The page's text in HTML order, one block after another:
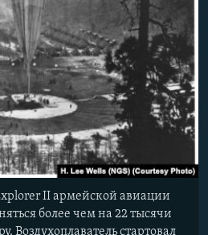
II армейской авиации
более чем на 22 тысячи
Воздухоплаватель стартовал